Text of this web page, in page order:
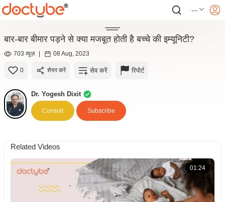
---
बार-बार बीमार पड़ने से क्या मजबूत होती है बच्चे की इम्यूनिटी?
703 व्यूज़ | 08 Aug, 2023
0 शेयर करें सेव करें रिपोर्ट
Dr. Yogesh Dixit
Consult Subscribe
Related Videos
01:24